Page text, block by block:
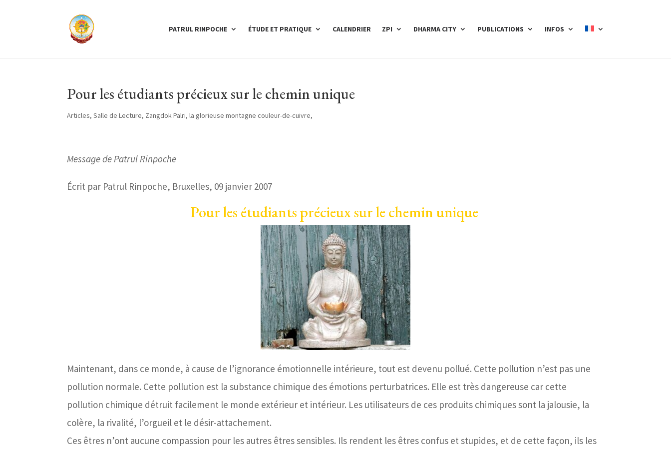
PATRUL RINPOCHE ÉTUDE ET PRATIQUE CALENDRIER ZPI DHARMA CITY PUBLICATIONS INFOS
Pour les étudiants précieux sur le chemin unique
Articles,Salle de Lecture, Zangdok Palri, la glorieuse montagne couleur-de-cuivre,
Message de Patrul Rinpoche
Écrit par Patrul Rinpoche, Bruxelles, 09 janvier 2007
Pour les étudiants précieux sur le chemin unique
Maintenant, dans ce monde, à cause de l’ignorance émotionnelle intérieure, tout est devenu pollué. Cette pollution n’est pas une
pollution normale. Cette pollution est la substance chimique des émotions perturbatrices. Elle est très dangereuse car cette
pollution chimique détruit facilement le monde extérieur et intérieur. Les utilisateurs de ces produits chimiques sont la jalousie, la
colère, la rivalité, l’orgueil et le désir-attachement.
Ces êtres n’ont aucune compassion pour les autres êtres sensibles. Ils rendent les êtres confus et stupides, et de cette façon, ils les